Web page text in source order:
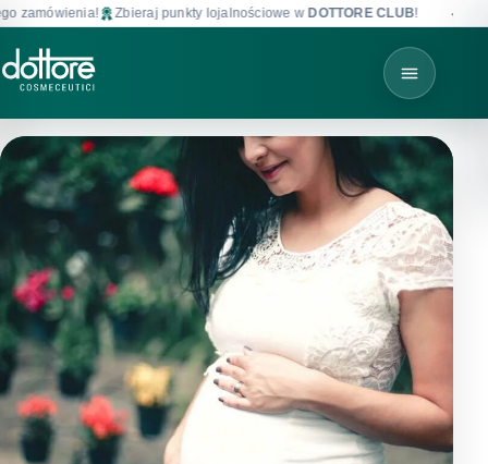
Zbieraj punkty lojalnościowe wDOTTORE CLUB! Darmowa